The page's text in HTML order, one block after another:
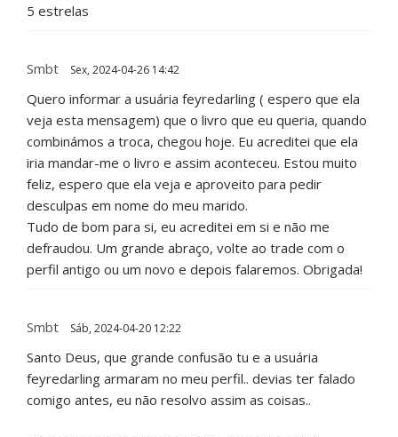
5 estrelas
Smbt Sex, 2024-04-26 14:42
Quero informar a usuária feyredarling ( espero que ela
veja esta mensagem) que o livro que eu queria, quando
combinámos a troca, chegou hoje. Eu acreditei que ela
iria mandar-me o livro e assim aconteceu. Estou muito
feliz, espero que ela veja e aproveito para pedir
desculpas em nome do meu marido.
Tudo de bom para si, eu acreditei em si e não me
defraudou. Um grande abraço, volte ao trade com o
perfil antigo ou um novo e depois falaremos. Obrigada!
Smbt Sáb, 2024-04-20 12:22
Santo Deus, que grande confusão tu e a usuária
feyredarling armaram no meu perfil.. devias ter falado
comigo antes, eu não resolvo assim as coisas..